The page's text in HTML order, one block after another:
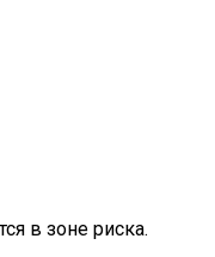
в зоне риска.